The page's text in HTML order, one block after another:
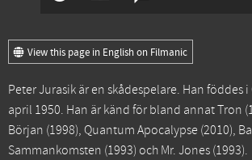
View this page in English on Filmanic
Peter Jurasik är en skådespelare. Han föddes i
april 1950. Han är känd för bland annatTron
Början (1998), Quantum Apocalypse (2010),
Sammankomsten (1993) och Mr. Jones (1993).